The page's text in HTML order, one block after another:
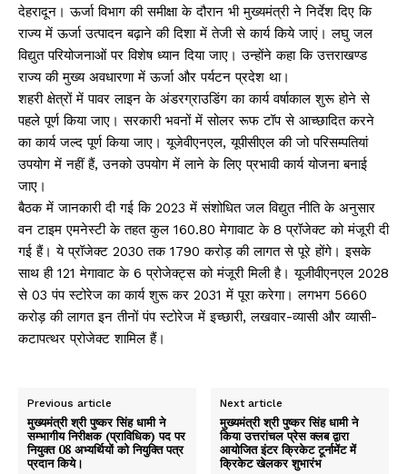
देहरादून। ऊर्जा विभाग की समीक्षा के दौरान भी मुख्यमंत्री ने निर्देश दिए कि
राज्य में ऊर्जा उत्पादन बढ़ाने की दिशा में तेजी से कार्य किये जाएं। लघु जल
विद्युत परियोजनाओं पर विशेष ध्यान दिया जाए। उन्होंने कहा कि उत्तराखण्ड
राज्य की मुख्य अवधारणा में ऊर्जा और पर्यटन प्रदेश था।
शहरी क्षेत्रों में पावर लाइन के अंडरग्राउडिंग का कार्य वर्षाकाल शुरू होने से
पहले पूर्ण किया जाए। सरकारी भवनों में सोलर रूफ टॉप से आच्छादित करने
का कार्य जल्द पूर्ण किया जाए। यूजेवीएनएल, यूपीसीएल की जो परिसम्पतियां
उपयोग में नहीं हैं, उनको उपयोग में लाने के लिए प्रभावी कार्य योजना बनाई
जाए।
बैठक में जानकारी दी गई कि 2023 में संशोधित जल विद्युत नीति के अनुसार
वन टाइम एमनेस्टी के तहत कुल 160.80 मेगावाट के 8 प्रॉजेक्ट को मंजूरी दी
गई हैं। ये प्रॉजेक्ट 2030 तक 1790 करोड़ की लागत से पूरे होंगे। इसके
साथ ही 121 मेगावाट के 6 प्रोजेक्ट्स को मंजूरी मिली है। यूजीवीएनएल 2028
से 03 पंप स्टोरेज का कार्य शुरू कर 2031 में पूरा करेगा। लगभग 5660
करोड़ की लागत इन तीनों पंप स्टोरेज में इच्छारी, लखवार-व्यासी और व्यासी-
कटापत्थर प्रोजेक्ट शामिल हैं।
Previous article
मुख्यमंत्री श्री पुष्कर सिंह धामी ने
सम्भागीय निरीक्षक (प्राविधिक) पद पर
नियुक्त 08 अभ्यर्थियों को नियुक्ति पत्र
प्रदान किये।
Next article
मुख्यमंत्री श्री पुष्कर सिंह धामी ने
किया उत्तरांचल प्रेस क्लब द्वारा
आयोजित इंटर क्रिकेट टूर्नामेंट में
क्रिकेट खेलकर शुभारंभ